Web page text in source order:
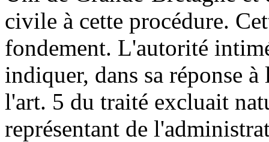
civile à cette procédure.
fondement. L'autorité
indiquer, dans sa réponse
l'art. 5 du traité excluait
représentant de